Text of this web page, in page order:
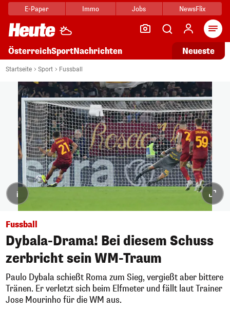
E-Paper Immo Jobs NewsFlix
ÖsterreichSportNachrichten Neueste
Startseite Sport Fussball
i
Fussball
Dybala-Drama! Bei diesem Schuss
zerbricht sein WM-Traum
Paulo Dybala schießt Roma zum Sieg, vergießt aber bittere
Tränen. Er verletzt sich beim Elfmeter und fällt laut Trainer
Jose Mourinho für die WM aus.